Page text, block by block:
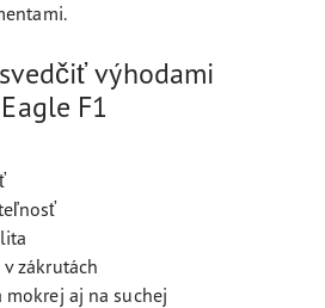
výhodami
F1
zákrutách
aj na suchej